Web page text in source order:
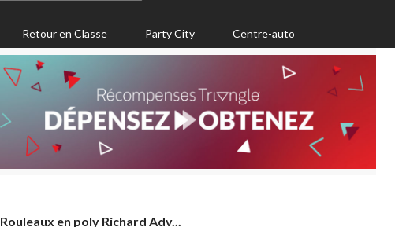
Retour en Classe Party City Centre-auto
Rouleaux
Rouleaux en poly Richard Adv...